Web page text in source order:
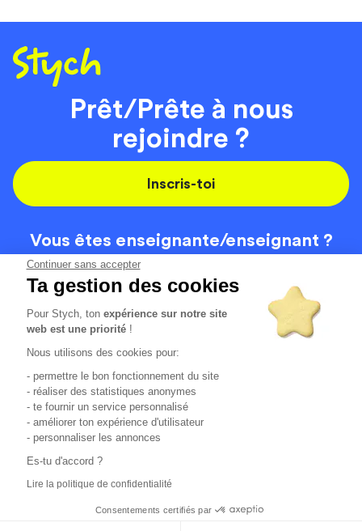
Continuer sans accepter
Ta gestion des cookies
Pour Stych, tonexpérience sur notre site
web est une priorité !
Nous utilisons des cookies pour:
- permettre le bon fonctionnement du site
- réaliser des statistiques anonymes
- te fournir un service personnalisé
- améliorer ton expérience d'utilisateur
- personnaliser les annonces
Es-tu d'accord ?
Lire la politique de confidentialité
Consentements certifiés par
Prêt/Prête à nous
rejoindre ?
Inscris-toi
Vous êtes enseignante/enseignant ?
On recrute
Code de la route
Localisation
Contact
Tous les avis clients4.6/5 (51136 avis publiés)
Comment sont calculés nos taux de réussite ?
passé leur examen une ou deux fois au cours des 12 derniers